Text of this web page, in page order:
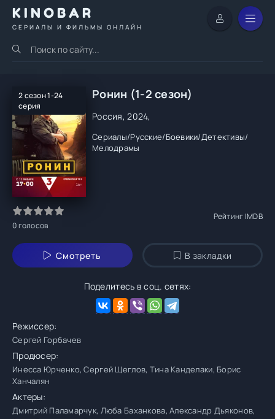
KINOBAR
СЕРИАЛЫ И ФИЛЬМЫ ОНЛАЙН
2 сезон 1-24
серия
Ронин (1-2 сезон)
Россия, 2024,
Сериалы/Русские/Боевики/Детективы/
Мелодрамы
0голосов
Рейтинг IMDB
Смотреть В закладки
Поделитесь в соц. сетях:
Режиссер:
Сергей Горбачев
Продюсер:
Инесса Юрченко, Сергей Щеглов, Тина Канделаки, Борис
Ханчалян
Актеры:
Дмитрий Паламарчук, Люба Баханкова, Александр Дьяконов,